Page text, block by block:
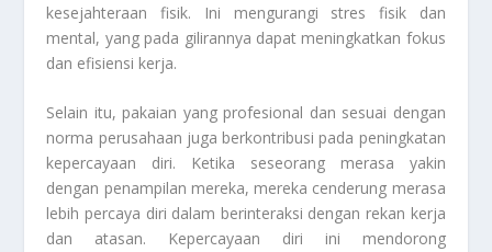
kesejahteraan fisik. Ini mengurangi stres fisik dan
mental, yang pada gilirannya dapat meningkatkan fokus
dan efisiensi kerja.
Selain itu, pakaian yang profesional dan sesuai dengan
norma perusahaan juga berkontribusi pada peningkatan
kepercayaan diri. Ketika seseorang merasa yakin
dengan penampilan mereka, mereka cenderung merasa
lebih percaya diri dalam berinteraksi dengan rekan kerja
dan atasan. Kepercayaan diri ini mendorong